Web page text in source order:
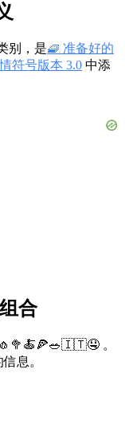
别，是🧇 准备好的
符号版本 3.0 中添
合
。
息。